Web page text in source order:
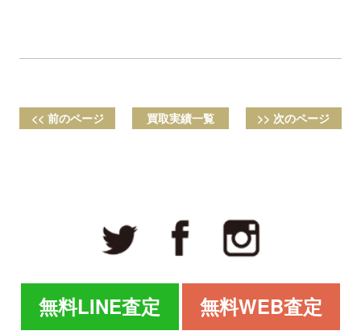
<< 前のページ 買取実績一覧 >> 次のページ
無料LINE査定 無料WEB査定